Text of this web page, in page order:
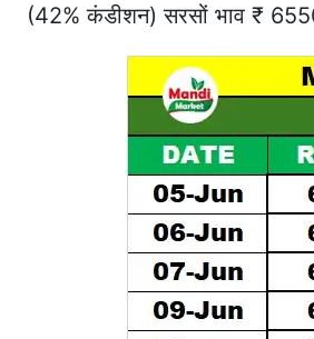
(42% कंडीशन) सरसों भाव ₹